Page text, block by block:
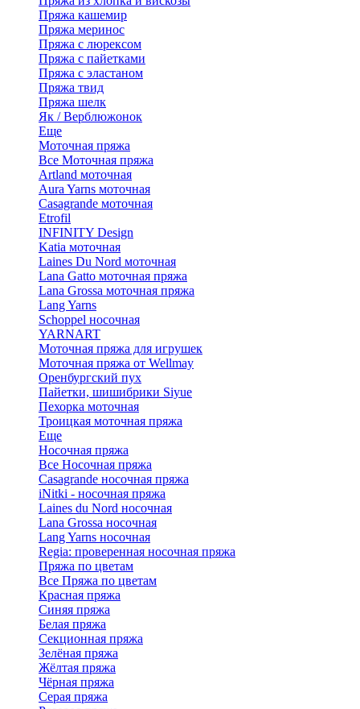
Пряжа кашемир
Пряжа меринос
Пряжа с люрексом
Пряжа с пайетками
Пряжа с эластаном
Пряжа твид
Пряжа шелк
Як / Верблюжонок
Еще
Моточная пряжа
Все Моточная пряжа
Artland моточная
Aura Yarns моточная
Casagrande моточная
Etrofil
INFINITY Design
Katia моточная
Laines Du Nord моточная
Lana Gatto моточная пряжа
Lana Grossa моточная пряжа
Lang Yarns
Schoppel носочная
YARNART
Моточная пряжа для игрушек
Моточная пряжа от Wellmay
Оренбургский пух
Пайетки, шишибрики Siyue
Пехорка моточная
Троицкая моточная пряжа
Еще
Носочная пряжа
Все Носочная пряжа
Casagrande носочная пряжа
iNitki - носочная пряжа
Laines du Nord носочная
Lana Grossa носочная
Lang Yarns носочная
Regia: проверенная носочная пряжа
Пряжа по цветам
Все Пряжа по цветам
Красная пряжа
Синяя пряжа
Белая пряжа
Секционная пряжа
Зелёная пряжа
Жёлтая пряжа
Чёрная пряжа
Серая пряжа